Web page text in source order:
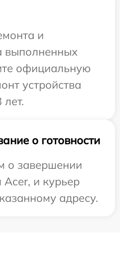
и
выполненных
официальную
устройства
о готовности
завершении
Acer, и курьер
адресу.